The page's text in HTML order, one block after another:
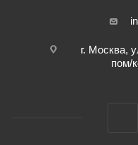
г. Москва,
пом/